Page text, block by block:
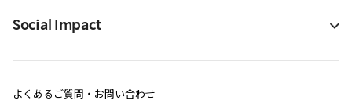
Social Impact
よくあるご質問・お問い合わせ